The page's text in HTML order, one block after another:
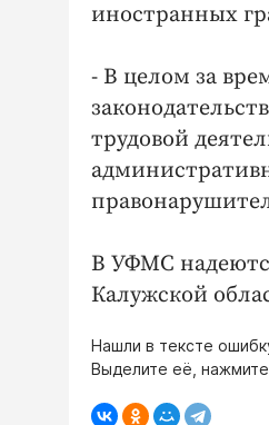
иностранных
- В целом за
трудовой
В УФМС
Калужской
Нашли в тексте
Выделите её, нажмите